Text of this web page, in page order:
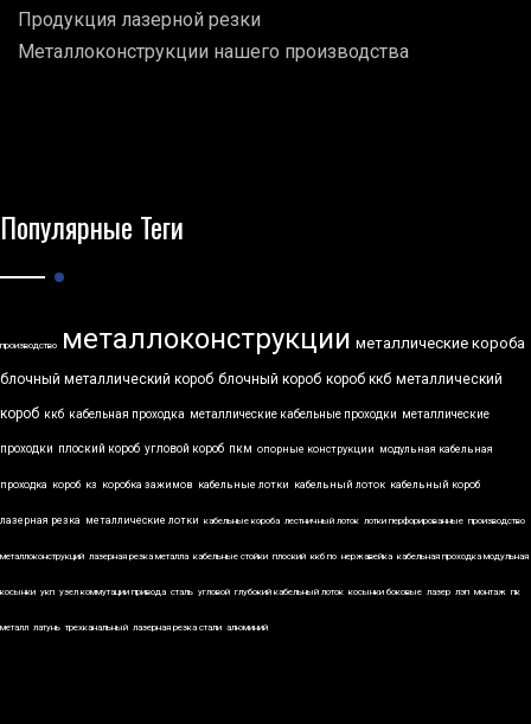
Продукция лазерной резки
Металлоконструкции нашего производства
Популярные Теги
производство металлоконструкции металлические короба
блочный металлический короб блочный короб короб ккб металлический
короб ккб кабельная проходка металлические кабельные проходки металлические
проходки плоский короб угловой короб пкм опорные конструкции модульная кабельная
проходка короб кз коробка зажимов кабельные лотки кабельный лоток кабельный короб
лазерная резка металлические лотки кабельные короба лестничный лоток лотки перфорированные производство
металлоконструкций лазерная резка металла кабельные стойки плоский ккб по нержавейка кабельная проходка модульная
косынки укп узел коммутации привода сталь угловой глубокий кабельный лоток косынки боковые лазер лэп монтаж пк
металл латунь трехканальный лазерная резка стали алюминий